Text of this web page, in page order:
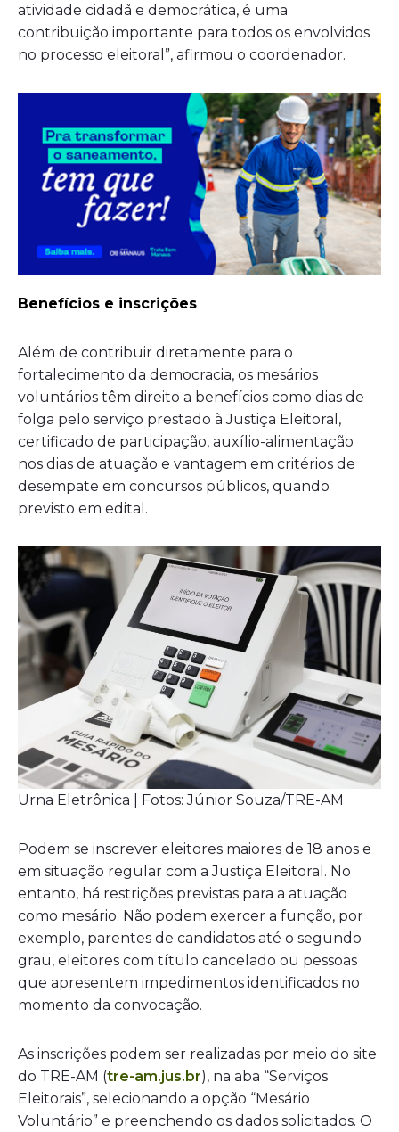
atividade cidadã e democrática, é uma
contribuição importante para todos os envolvidos
no processo eleitoral”, afirmou o coordenador.
Benefícios e inscrições
Além de contribuir diretamente para o
fortalecimento da democracia, os mesários
voluntários têm direito a benefícios como dias de
folga pelo serviço prestado à Justiça Eleitoral,
certificado de participação, auxílio-alimentação
nos dias de atuação e vantagem em critérios de
desempate em concursos públicos, quando
previsto em edital.
Urna Eletrônica | Fotos: Júnior Souza/TRE-AM
Podem se inscrever eleitores maiores de 18 anos e
em situação regular com a Justiça Eleitoral. No
entanto, há restrições previstas para a atuação
como mesário. Não podem exercer a função, por
exemplo, parentes de candidatos até o segundo
grau, eleitores com título cancelado ou pessoas
que apresentem impedimentos identificados no
momento da convocação.
As inscrições podem ser realizadas por meio do site
do TRE-AM (tre-am.jus.br), na aba “Serviços
Eleitorais”, selecionando a opção “Mesário
Voluntário” e preenchendo os dados solicitados. O